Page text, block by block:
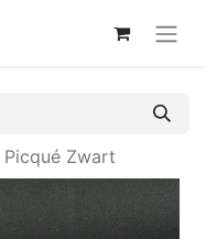
Zwart